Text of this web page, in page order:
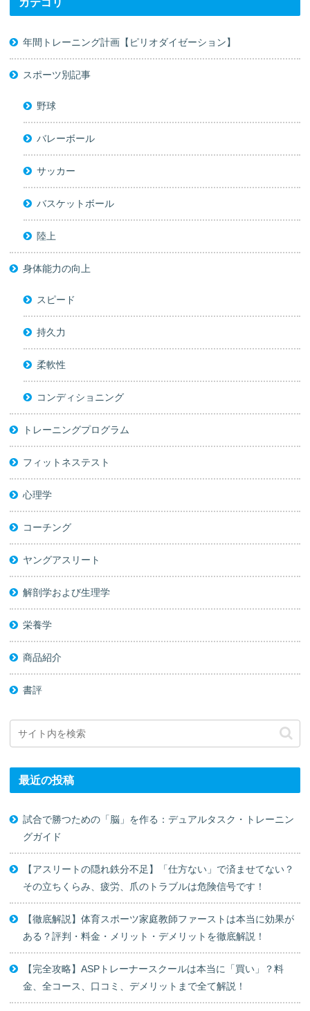
カテゴリ
年間トレーニング計画【ピリオダイゼーション】
スポーツ別記事
野球
バレーボール
サッカー
バスケットボール
陸上
身体能力の向上
スピード
持久力
柔軟性
コンディショニング
トレーニングプログラム
フィットネステスト
心理学
コーチング
ヤングアスリート
解剖学および生理学
栄養学
商品紹介
書評
最近の投稿
試合で勝つための「脳」を作る：デュアルタスク・トレーニン
グガイド
【アスリートの隠れ鉄分不足】「仕方ない」で済ませてない？
その立ちくらみ、疲労、爪のトラブルは危険信号です！
【徹底解説】体育スポーツ家庭教師ファーストは本当に効果が
ある？評判・料金・メリット・デメリットを徹底解説！
【完全攻略】ASPトレーナースクールは本当に「買い」？料
金、全コース、口コミ、デメリットまで全て解説！